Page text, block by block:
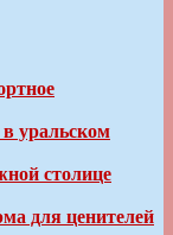
уральском
столице
для ценителей